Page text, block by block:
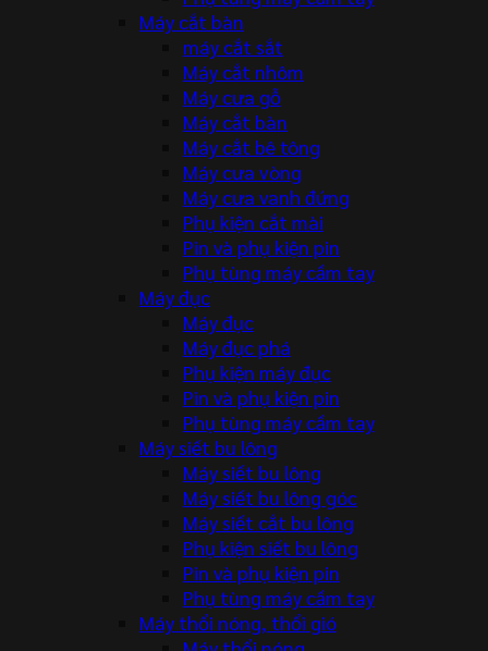
Máy cắt bàn
máy cắt sắt
Máy cắt nhôm
Máy cưa gỗ
Máy cắt bàn
Máy cắt bê tông
Máy cưa vòng
Máy cưa vanh đứng
Phụ kiện cắt mài
Pin và phụ kiện pin
Phụ tùng máy cầm tay
Máy đục
Máy đục
Máy đục phá
Phụ kiện máy đục
Pin và phụ kiện pin
Phụ tùng máy cầm tay
Máy siết bu lông
Máy siết bu lông
Máy siết bu lông góc
Máy siết cắt bu lông
Phụ kiện siết bu lông
Pin và phụ kiện pin
Phụ tùng máy cầm tay
Máy thổi nóng, thổi gió